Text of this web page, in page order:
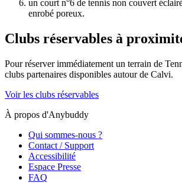
un court n°6 de tennis non couvert
enrobé poreux.
Clubs réservables à
Pour réserver immédiatement un terrain de
clubs partenaires disponibles autour de Calvi.
Voir les clubs réservables
À propos d'Anybuddy
Qui sommes-nous ?
Contact / Support
Accessibilité
Espace Presse
FAQ